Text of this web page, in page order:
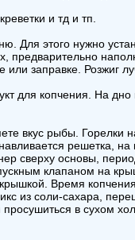
и тд и тп.
Для этого нужно
предварительно
или заправке. Розжиг
для копчения. На
вкус рыбы. Горелки
решетка, на
сверху основы,
клапаном на
Время
из соли-сахара,
в сухом